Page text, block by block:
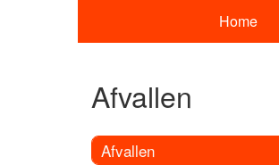
Home
Afvallen
Afvallen